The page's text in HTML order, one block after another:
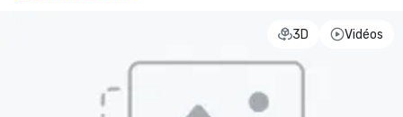
3D Vidéos